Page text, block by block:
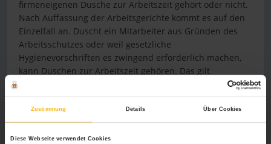
Zustimmung Details Über Cookies
Diese Webseite verwendet Cookies
firmeneigenen Dusche zur Arbeitszeit gehört oder nicht.
Nach Auffassung der Arbeitsgerichte kommt es auf den
Einzelfall an. Duscht ein Mitarbeiter aus Gründen des
Arbeitsschutzes oder weil gesetzliche
Hygienevorschriften es zwingend erforderlich machen,
kann Duschen zur Arbeitszeit gehören. Das gilt
Weisung des Arbeitgebers handelt und zwingend vor
oder nach der Schicht duschen muss. Dann zählt
Duschen regelmäßig zur Arbeitszeit, was beispielsweise
für Angestellte in sterilen Laboren gelten kann. Anderes